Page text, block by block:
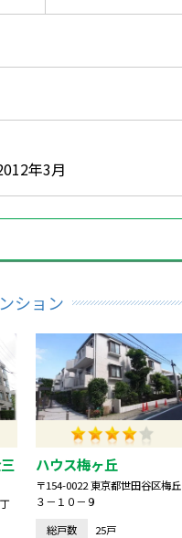
年3月
ション
ハウス梅ヶ丘
〒154-0022 東京都世田谷区梅丘
３－１０－９
総戸数
25戸